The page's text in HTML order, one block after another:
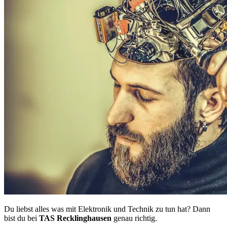
Du liebst alles was mit Elektronik und Technik zu tun hat? Dann
bist du bei TAS Recklinghausen genau richtig.